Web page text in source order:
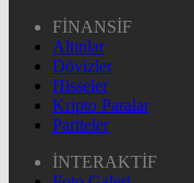
FİNANSİF
Altınlar
Dövizler
Hisseler
Kripto Paralar
Pariteler
İNTERAKTİF